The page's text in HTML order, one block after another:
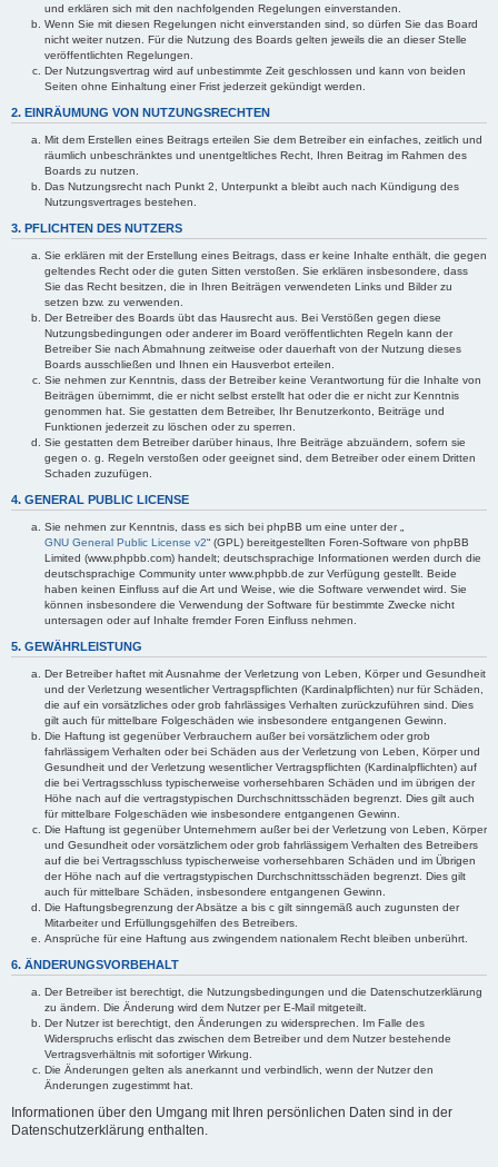
und erklären sich mit den nachfolgenden Regelungen einverstanden.
Wenn Sie mit diesen Regelungen nicht einverstanden sind, so dürfen Sie das Board
nicht weiter nutzen. Für die Nutzung des Boards gelten jeweils die an dieser Stelle
veröffentlichten Regelungen.
Der Nutzungsvertrag wird auf unbestimmte Zeit geschlossen und kann von beiden
Seiten ohne Einhaltung einer Frist jederzeit gekündigt werden.
2. EINRÄUMUNG VON NUTZUNGSRECHTEN
Mit dem Erstellen eines Beitrags erteilen Sie dem Betreiber ein einfaches, zeitlich und
räumlich unbeschränktes und unentgeltliches Recht, Ihren Beitrag im Rahmen des
Boards zu nutzen.
Das Nutzungsrecht nach Punkt 2, Unterpunkt a bleibt auch nach Kündigung des
Nutzungsvertrages bestehen.
3. PFLICHTEN DES NUTZERS
Sie erklären mit der Erstellung eines Beitrags, dass er keine Inhalte enthält, die gegen
geltendes Recht oder die guten Sitten verstoßen. Sie erklären insbesondere, dass
Sie das Recht besitzen, die in Ihren Beiträgen verwendeten Links und Bilder zu
setzen bzw. zu verwenden.
Der Betreiber des Boards übt das Hausrecht aus. Bei Verstößen gegen diese
Nutzungsbedingungen oder anderer im Board veröffentlichten Regeln kann der
Betreiber Sie nach Abmahnung zeitweise oder dauerhaft von der Nutzung dieses
Boards ausschließen und Ihnen ein Hausverbot erteilen.
Sie nehmen zur Kenntnis, dass der Betreiber keine Verantwortung für die Inhalte von
Beiträgen übernimmt, die er nicht selbst erstellt hat oder die er nicht zur Kenntnis
genommen hat. Sie gestatten dem Betreiber, Ihr Benutzerkonto, Beiträge und
Funktionen jederzeit zu löschen oder zu sperren.
Sie gestatten dem Betreiber darüber hinaus, Ihre Beiträge abzuändern, sofern sie
gegen o. g. Regeln verstoßen oder geeignet sind, dem Betreiber oder einem Dritten
Schaden zuzufügen.
4. GENERAL PUBLIC LICENSE
Sie nehmen zur Kenntnis, dass es sich bei phpBB um eine unter der „
GNU General Public License v2“ (GPL) bereitgestellten Foren-Software von phpBB
Limited (www.phpbb.com) handelt; deutschsprachige Informationen werden durch die
deutschsprachige Community unter www.phpbb.de zur Verfügung gestellt. Beide
haben keinen Einfluss auf die Art und Weise, wie die Software verwendet wird. Sie
können insbesondere die Verwendung der Software für bestimmte Zwecke nicht
untersagen oder auf Inhalte fremder Foren Einfluss nehmen.
5. GEWÄHRLEISTUNG
Der Betreiber haftet mit Ausnahme der Verletzung von Leben, Körper und Gesundheit
und der Verletzung wesentlicher Vertragspflichten (Kardinalpflichten) nur für Schäden,
die auf ein vorsätzliches oder grob fahrlässiges Verhalten zurückzuführen sind. Dies
gilt auch für mittelbare Folgeschäden wie insbesondere entgangenen Gewinn.
Die Haftung ist gegenüber Verbrauchern außer bei vorsätzlichem oder grob
fahrlässigem Verhalten oder bei Schäden aus der Verletzung von Leben, Körper und
Gesundheit und der Verletzung wesentlicher Vertragspflichten (Kardinalpflichten) auf
die bei Vertragsschluss typischerweise vorhersehbaren Schäden und im übrigen der
Höhe nach auf die vertragstypischen Durchschnittsschäden begrenzt. Dies gilt auch
für mittelbare Folgeschäden wie insbesondere entgangenen Gewinn.
Die Haftung ist gegenüber Unternehmern außer bei der Verletzung von Leben, Körper
und Gesundheit oder vorsätzlichem oder grob fahrlässigem Verhalten des Betreibers
auf die bei Vertragsschluss typischerweise vorhersehbaren Schäden und im Übrigen
der Höhe nach auf die vertragstypischen Durchschnittsschäden begrenzt. Dies gilt
auch für mittelbare Schäden, insbesondere entgangenen Gewinn.
Die Haftungsbegrenzung der Absätze a bis c gilt sinngemäß auch zugunsten der
Mitarbeiter und Erfüllungsgehilfen des Betreibers.
Ansprüche für eine Haftung aus zwingendem nationalem Recht bleiben unberührt.
6. ÄNDERUNGSVORBEHALT
Der Betreiber ist berechtigt, die Nutzungsbedingungen und die Datenschutzerklärung
zu ändern. Die Änderung wird dem Nutzer per E-Mail mitgeteilt.
Der Nutzer ist berechtigt, den Änderungen zu widersprechen. Im Falle des
Widerspruchs erlischt das zwischen dem Betreiber und dem Nutzer bestehende
Vertragsverhältnis mit sofortiger Wirkung.
Die Änderungen gelten als anerkannt und verbindlich, wenn der Nutzer den
Änderungen zugestimmt hat.
Informationen über den Umgang mit Ihren persönlichen Daten sind in der
Datenschutzerklärung enthalten.